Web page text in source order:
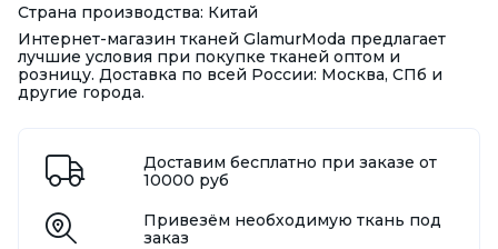
Страна производства: Китай
Интернет-магазин тканей GlamurModa предлагает
лучшие условия при покупке тканей оптом и
розницу. Доставка по всей России: Москва, СПб и
другие города.
Доставим бесплатно при заказе от
10000 руб
Привезём необходимую ткань под
заказ